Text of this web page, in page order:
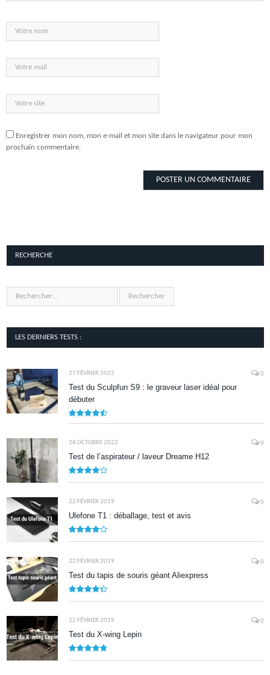
Enregistrer mon nom, mon e-mail et mon site dans le navigateur pour mon
prochain commentaire.
RECHERCHE
LES DERNIERS TESTS :
27 FÉVRIER 2023 0
Test du Sculpfun S9 : le graveur laser idéal pour
débuter
28 OCTOBRE 2022 0
Test de l’aspirateur / laveur Dreame H12
22 FÉVRIER 2019 0
Ulefone T1 : déballage, test et avis
22 FÉVRIER 2019 0
Test du tapis de souris géant Aliexpress
22 FÉVRIER 2019 0
Test du X-wing Lepin